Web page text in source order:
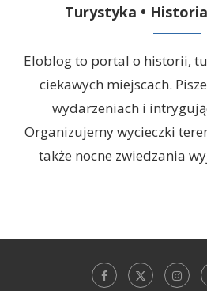
Turystyka •
Eloblog to portal o historii,
ciekawych miejscach.
wydarzeniach i
Organizujemy wycieczki
także nocne zwiedzania